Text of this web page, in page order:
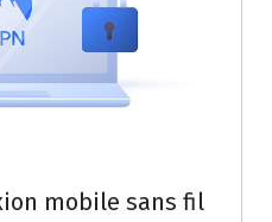
mobile sans fil